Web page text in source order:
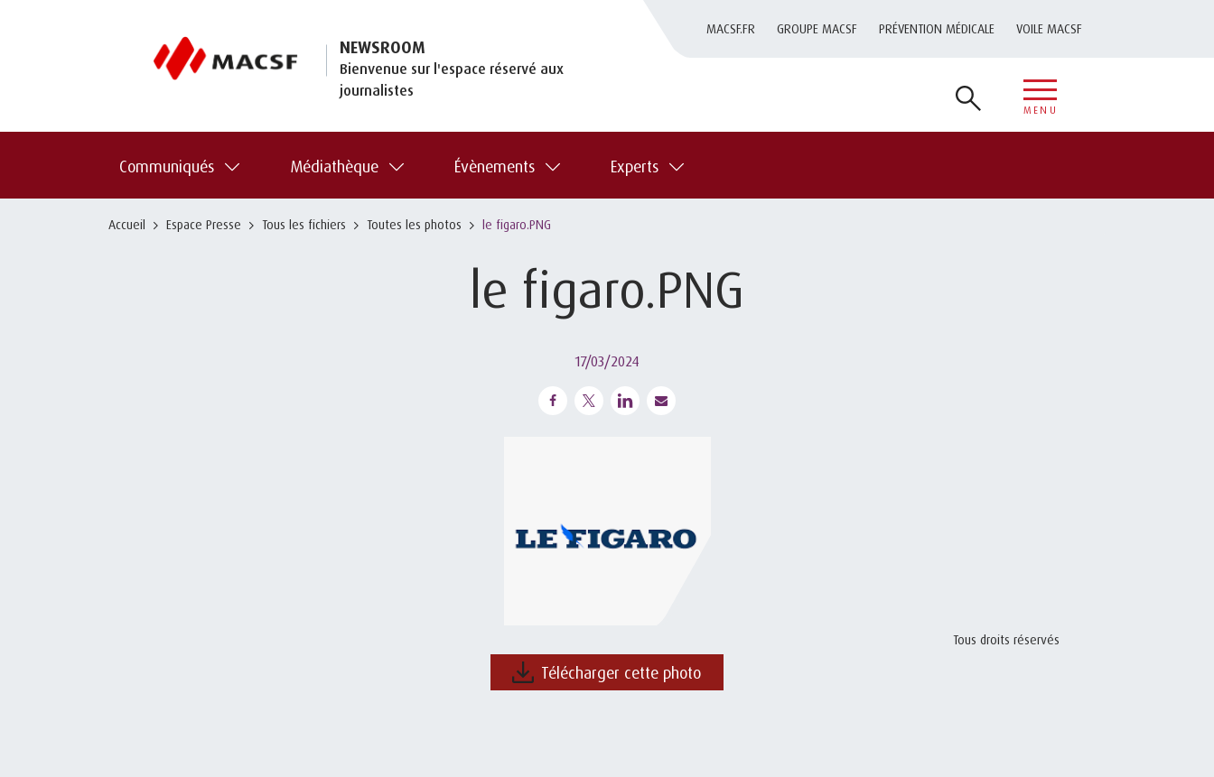
NEWSROOM
Bienvenue sur l'espace réservé aux
journalistes
MACSF.FR GROUPE MACSF PRÉVENTION MÉDICALE VOILE MACSF
MENU
Communiqués Médiathèque Évènements Experts
Accueil Espace Presse Tous les fichiers Toutes les photos le figaro.PNG
le figaro.PNG
17/03/2024
Tous droits réservés
Télécharger cette photo